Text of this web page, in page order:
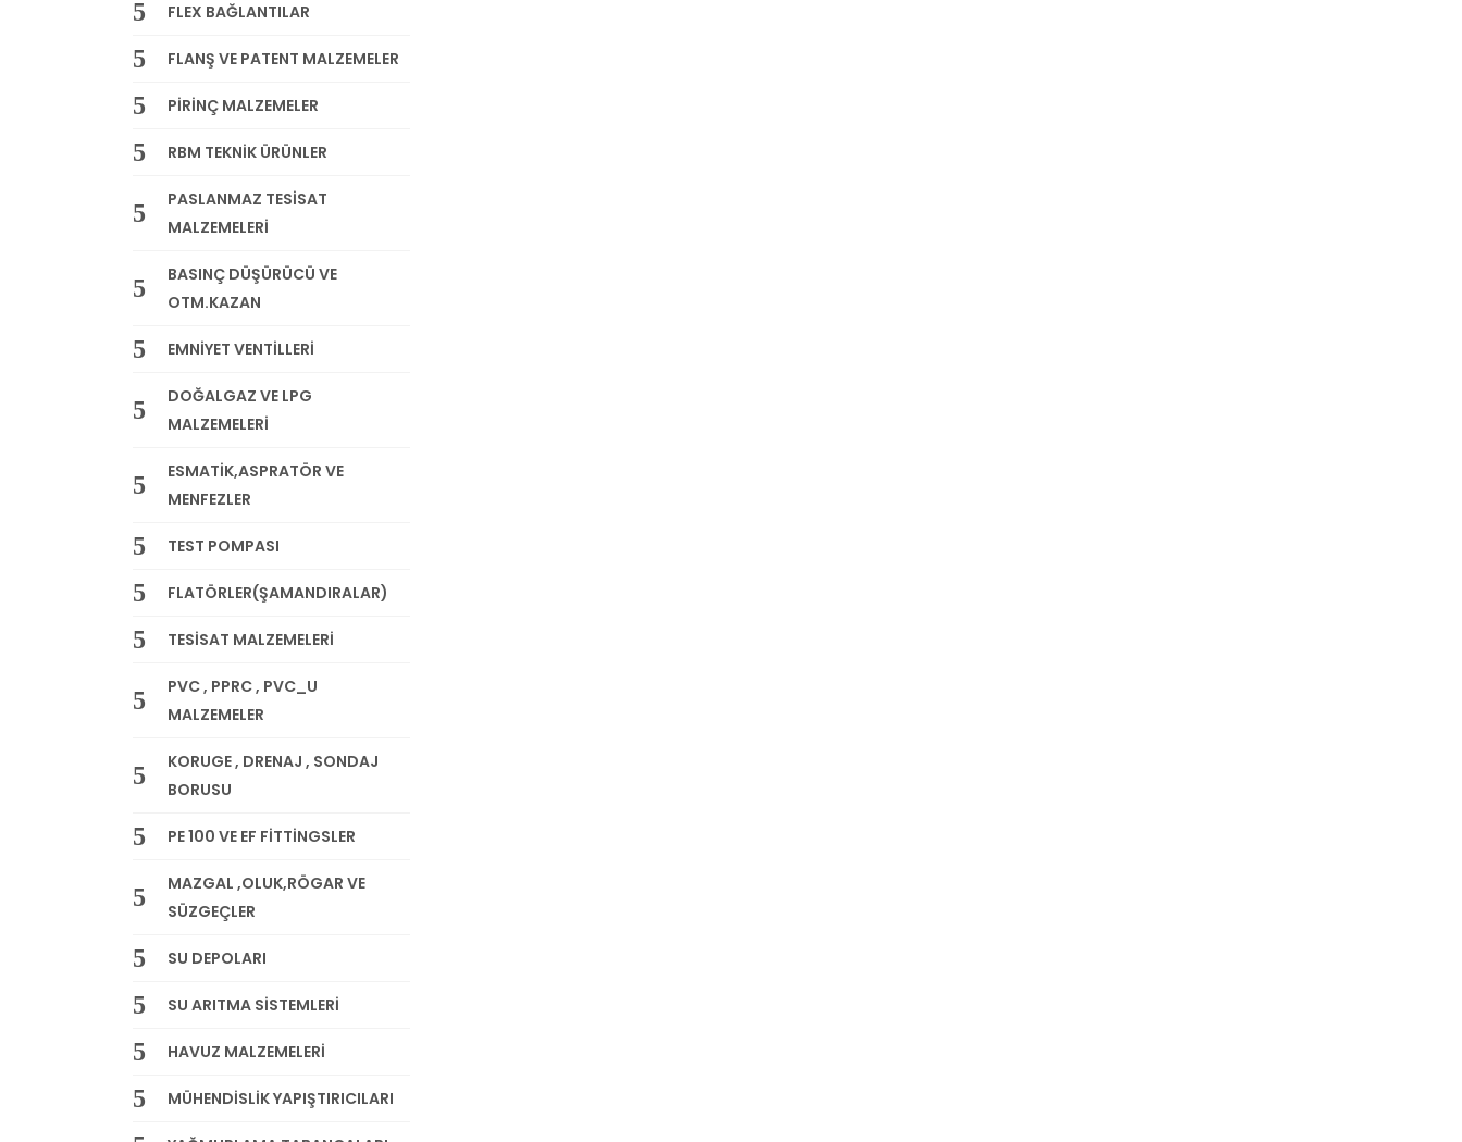
FLEX BAĞLANTILAR
FLANŞ VE PATENT MALZEMELER
PİRİNÇ MALZEMELER
RBM TEKNİK ÜRÜNLER
PASLANMAZ TESİSAT
MALZEMELERİ
BASINÇ DÜŞÜRÜCÜ VE
OTM.KAZAN
EMNİYET VENTİLLERİ
DOĞALGAZ VE LPG
MALZEMELERİ
ESMATİK,ASPRATÖR VE
MENFEZLER
TEST POMPASI
FLATÖRLER(ŞAMANDIRALAR)
TESİSAT MALZEMELERİ
PVC , PPRC , PVC_U
MALZEMELER
KORUGE , DRENAJ , SONDAJ
BORUSU
PE 100 VE EF FİTTİNGSLER
MAZGAL ,OLUK,RÖGAR VE
SÜZGEÇLER
SU DEPOLARI
SU ARITMA SİSTEMLERİ
HAVUZ MALZEMELERİ
MÜHENDİSLİK YAPIŞTIRICILARI